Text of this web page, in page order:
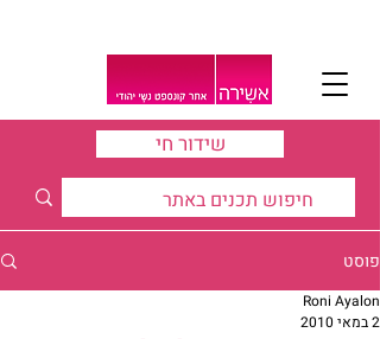
שידור חי
פוסט
Roni Ayalon
2 במאי 2010